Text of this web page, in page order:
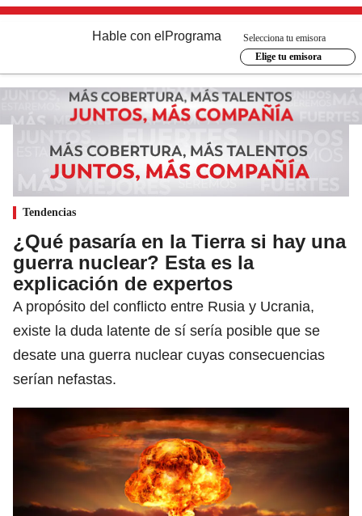
Hable con el Programa
Selecciona tu emisora
Elige tu emisora
Tendencias
¿Qué pasaría en la Tierra si hay una
guerra nuclear? Esta es la
explicación de expertos
A propósito del conflicto entre Rusia y Ucrania,
existe la duda latente de sí sería posible que se
desate una guerra nuclear cuyas consecuencias
serían nefastas.